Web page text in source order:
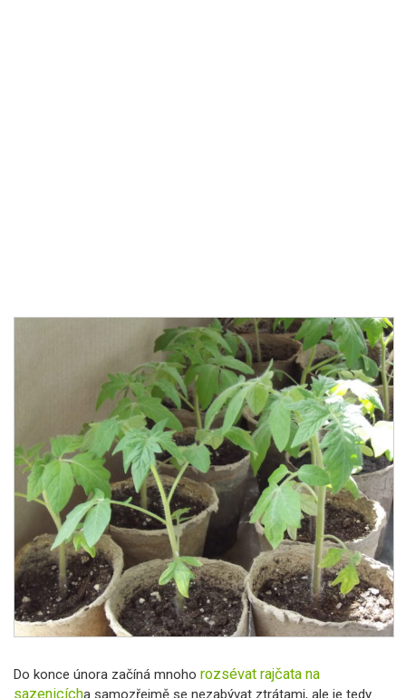
Do konce února začíná mnoho rozsévat rajčata na
sazenicícha samozřejmě se nezabývat ztrátami, ale je tedy